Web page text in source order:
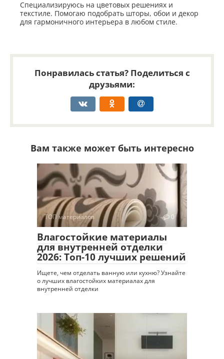
Специализируюсь на цветовых решениях и
текстиле. Помогаю подобрать шторы, обои и декор
для гармоничного интерьера в любом стиле.
Понравилась статья? Поделиться с
друзьями:
Вам также может быть интересно
ТОП материалов 0
Влагостойкие материалы
для внутренней отделки
2026: Топ-10 лучших решений
Ищете, чем отделать ванную или кухню? Узнайте
о лучших влагостойких материалах для
внутренней отделки